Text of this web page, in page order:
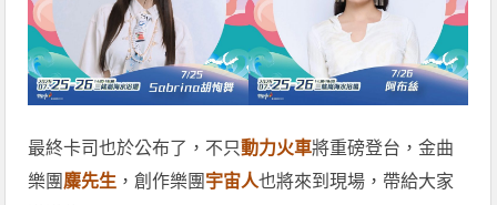
最終卡司也於公布了，不只動力火車將重磅登台，金曲
樂團 麋先生 ，創作樂團 宇宙人也將來到現場，帶給大家